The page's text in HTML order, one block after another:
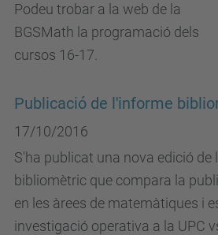
Podeu trobar a la web de la
BGSMath la programació dels
cursos 16-17.
Publicació de l'informe
17/10/2016
S'ha publicat una nova edició de
bibliomètric que compara la
en les àrees de matemàtiques i
investigació operativa a la UPC